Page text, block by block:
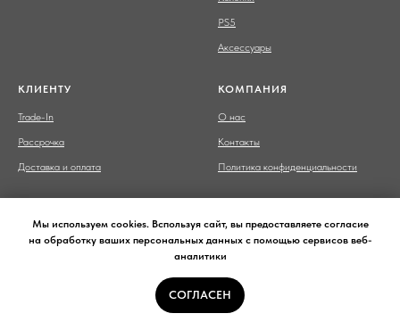
PS5
Аксессуары
КЛИЕНТУ
Trade-In
Рассрочка
Доставка и оплата
КОМПАНИЯ
О нас
Контакты
Политика конфиденциальности
Сайт носит сугубо информационный характер и не является
определяемой Статьей 437 (2) ГК РФ.
© 2017-2026 Смарт Бар
Мы используем cookies. Bспользуя сайт, вы предоставляете согласие
на обработку ваших персональных данных с помощью сервисов веб-
аналитики
СОГЛАСЕН